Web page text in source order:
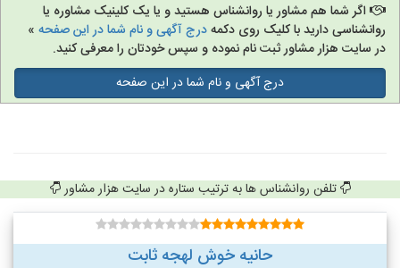
اگر شما هم مشاور یا روانشناس هستید و یا یک کلینیک مشاوره یا
روانشناسی دارید با کلیک روی دکمهدرج آگهی و نام شما در این صفحه »
در سایت هزار مشاور ثبت نام نموده و سپس خودتان را معرفی کنید.
درج آگهی و نام شما در این صفحه
تلفن روانشناس ها به ترتیب ستاره در سایت هزار مشاور
حانیه خوش لهجه ثابت